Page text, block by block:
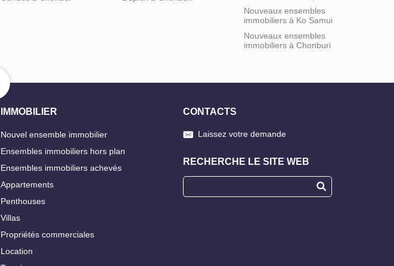
Nouveaux ensembles
immobiliers à Ko Samui
Nouveaux ensembles
immobiliers à Chonburi
IMMOBILIER
Nouvel ensemble immobilier
Ensembles immobiliers hors plan
Ensembles immobiliers achevés
Appartements
Penthouses
Villas
Propriétés commerciales
Location
CONTACTS
Laissez votre demande
RECHERCHE LE SITE WEB